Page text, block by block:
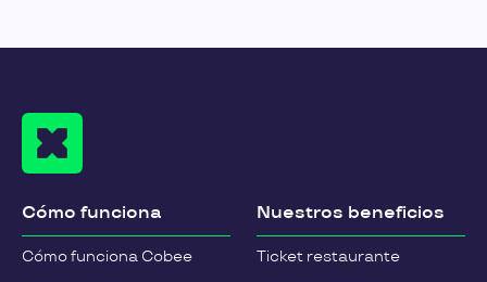
Cómo funciona
Cómo funciona Cobee
Nuestros beneficios
Ticket restaurante